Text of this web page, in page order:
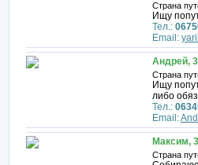
Страна
Ищу
Тел.:
Email:
Андрей,
Страна
Ищу
либо
Тел.:
Email:
Максим,
Страна